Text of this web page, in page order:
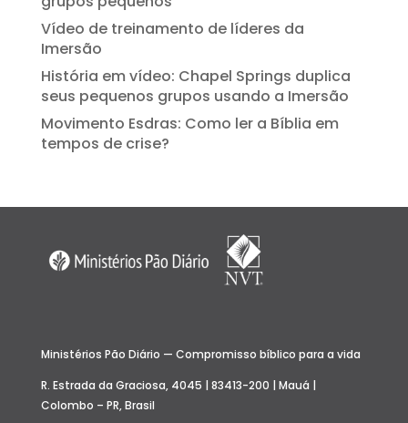
Vídeo de treinamento de líderes da
Imersão
História em vídeo: Chapel Springs duplica
seus pequenos grupos usando a Imersão
Movimento Esdras: Como ler a Bíblia em
tempos de crise?
Ministérios Pão Diário — Compromisso bíblico para a vida
R. Estrada da Graciosa, 4045 | 83413-200 | Mauá |
Colombo – PR, Brasil